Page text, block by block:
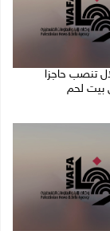
تنصب حاجزا
بيت لحم